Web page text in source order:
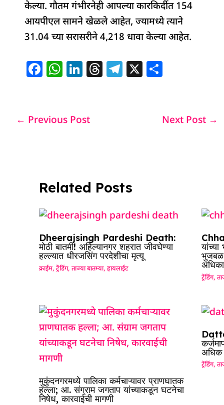
केल्या. गौतम गंभीरनेही आपल्या कारकिर्दीत 154
आयपीएल सामने खेळले आहेत, ज्यामध्ये त्याने
31.04 च्या सरासरीने 4,218 धावा केल्या आहेत.
F
e
k
W
s
Li
e
T T X
e
← Previous Post Next Post →
Related Posts
Dheerajsingh Pardeshi Death:
मोठी बातमी! अहिल्यानगर शहरात जीवघेण्या
हल्ल्यात धीरजसिंग परदेशीचा मृत्यू
क्राईम,ट्रेंडिंग,ताज्या बातम्या,हायलाईट
भुजबळ
ट्रेंडिंग,
मुकुंदनगरमध्ये पालिका कर्मचाऱ्यावर प्राणघातक
हल्ला; आ. संग्राम जगताप यांच्याकडून घटनेचा
निषेध, कारवाईची मागणी
अधिक
ट्रेंडिंग,